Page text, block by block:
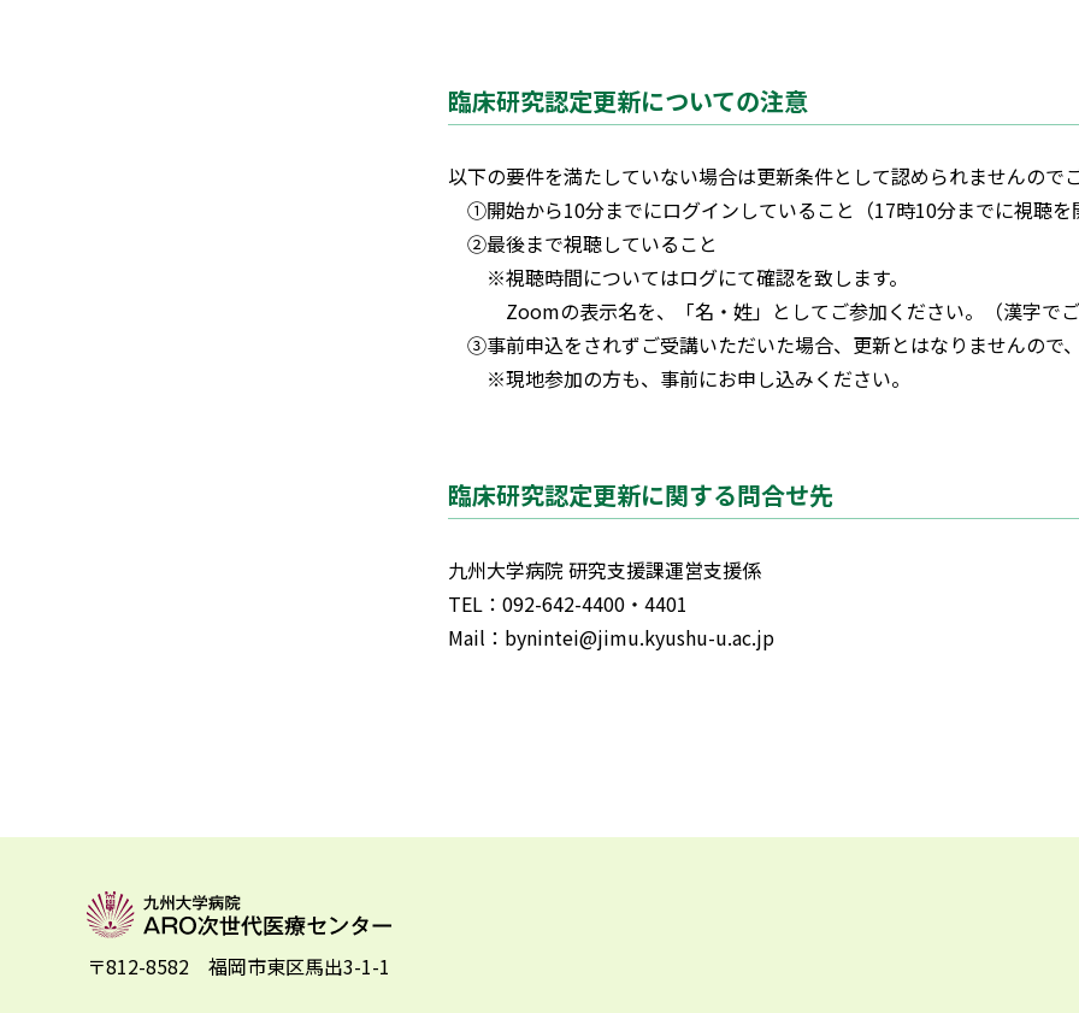
臨床研究認定更新についての注意
以下の要件を満たしていない場合は更新条件として認められませんので
①開始から10分までにログインしていること（17時10分までに視聴を
②最後まで視聴していること
※視聴時間についてはログにて確認を致します。
Zoomの表示名を、「名・姓」としてご参加ください。（漢字で
③事前申込をされずご受講いただいた場合、更新とはなりませんので
※現地参加の方も、事前にお申し込みください。
臨床研究認定更新に関する問合せ先
九州大学病院 研究支援課運営支援係
TEL：092-642-4400・4401
Mail：bynintei@jimu.kyushu-u.ac.jp
〒812-8582 福岡市東区馬出3-1-1